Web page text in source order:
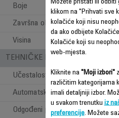
Boje
Završna obrada
Visina
TEHNIČKE KARAKTERISTIKE
Učestalost upotrebe
Automatsko isključivanje
Odgođeni početak
Možete pristati ili odbiti
klikom na "Prihvati sve
kolačiće koji nisu
da ako odbijete
Kolačiće koji su
web-mjesta.
Kliknite na "Moji izbori"
različitim kategorijama
imali detaljniji izbor.
u svakom trenutku iz
preferencije. Možete